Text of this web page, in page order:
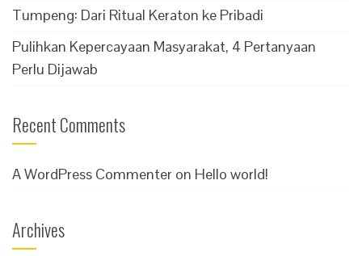
Tumpeng: Dari Ritual Keraton ke Pribadi
Pulihkan Kepercayaan Masyarakat, 4 Pertanyaan
Perlu Dijawab
Recent Comments
A WordPress Commenter on Hello world!
Archives